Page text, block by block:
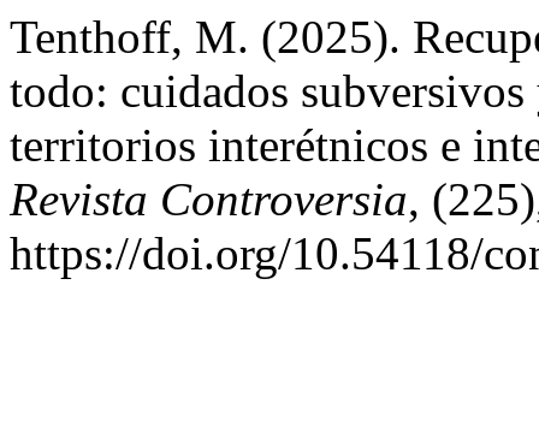
Tenthoff, M. (2025).
todo: cuidados
territorios interétnicos e
Revista Controversia,
https://doi.org/10.54118/